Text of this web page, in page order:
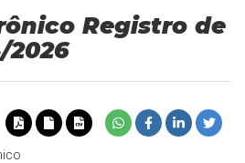
Registro de
2026